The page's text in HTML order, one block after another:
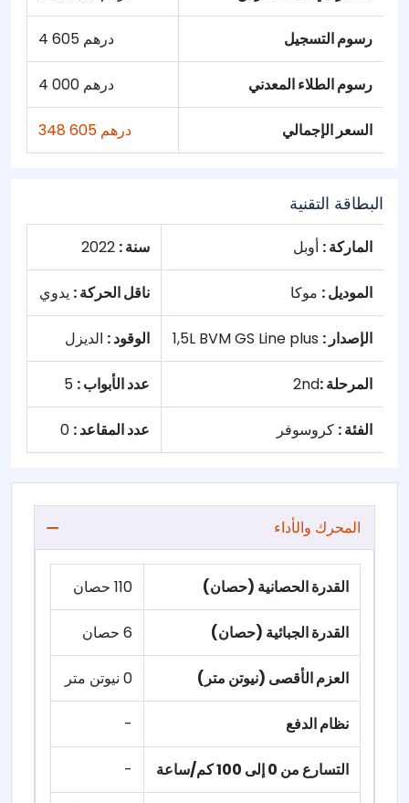
رسوم التسجيل 4 605 درهم
رسوم الطلاء المعدني 4 000 درهم
السعر الإجمالي 348 605 درهم
البطاقة التقنية
الماركة : أوبل سنة :
الموديل : موكا ناقل الحركة : يدوي
الإصدار : الوقود : الديزل
المرحلة :2nd عدد الأبواب :
الفئة : كروسوفر عدد المقاعد :
المحرك والأداء
القدرة الحصانية (حصان) 110 حصان
القدرة الجبائية (حصان) 6 حصان
العزم الأقصى (نيوتن متر) 0 نيوتن متر
نظام الدفع -
التسارع من 0 إلى 100 كم/ساعة -